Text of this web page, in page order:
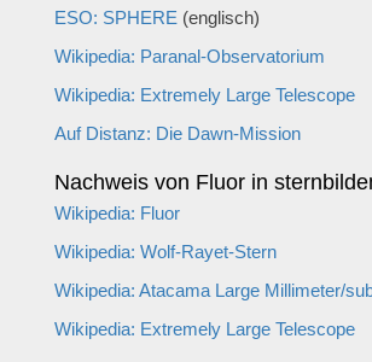
ESO: SPHERE (englisch)
Wikipedia: Paranal-Observatorium
Wikipedia: Extremely Large Telescope
Auf Distanz: Die Dawn-Mission
Nachweis von Fluor in
Wikipedia: Fluor
Wikipedia: Wolf-Rayet-Stern
Wikipedia: Atacama Large Millimeter/
Wikipedia: Extremely Large Telescope